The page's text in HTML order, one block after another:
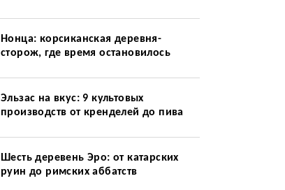
Нонца: корсиканская деревня-
сторож, где время остановилось
Эльзас на вкус: 9 культовых
производств от кренделей до пива
Шесть деревень Эро: от катарских
руин до римских аббатств